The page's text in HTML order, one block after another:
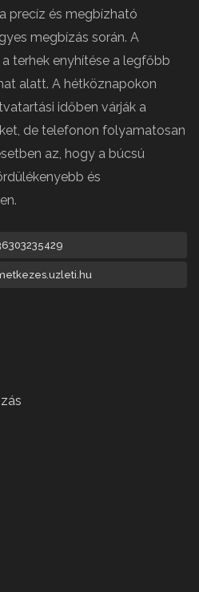
precíz és megbízható
megbízás során. A
terhek enyhítése a legfőbb
alatt. A hétköznapokon
időben várják a
de telefonon folyamatosan
az, hogy a búcsú
és